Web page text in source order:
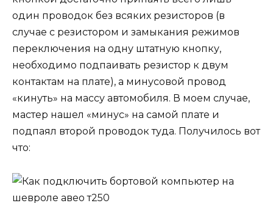
один проводок без всяких резисторов (в
случае с резистором и замыкания режимов
переключения на одну штатную кнопку,
необходимо подпаивать резистор к двум
контактам на плате), а минусовой провод
«кинуть» на массу автомобиля. В моем случае,
мастер нашел «минус» на самой плате и
подпаял второй проводок туда. Получилось вот
что: